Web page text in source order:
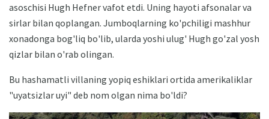
asoschisi Hugh Hefner vafot etdi. Uning hayoti afsonalar va
sirlar bilan qoplangan. Jumboqlarning ko'pchiligi mashhur
xonadonga bog'liq bo'lib, ularda yoshi ulug' Hugh go'zal yosh
qizlar bilan o'rab olingan.
Bu hashamatli villaning yopiq eshiklari ortida amerikaliklar
"uyatsizlar uyi" deb nom olgan nima bo'ldi?